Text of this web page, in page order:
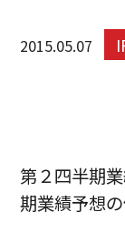
2015.05.07
第２四半期
期業績予想